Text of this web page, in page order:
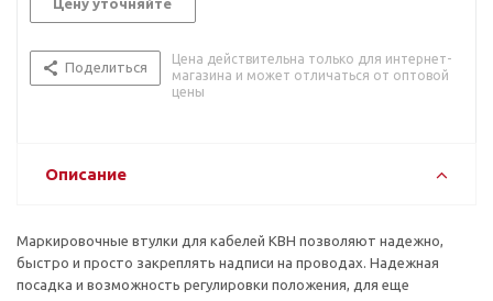
Цену уточняйте
Поделиться
Цена действительна только для интернет-
магазина и может отличаться от оптовой
цены
Описание
Маркировочные втулки для кабелей KBH позволяют надежно,
быстро и просто закреплять надписи на проводах. Надежная
посадка и возможность регулировки положения, для еще